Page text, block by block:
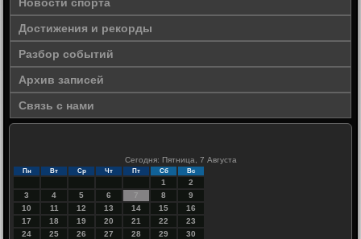
Достижения и рекорды
Разбор событий
Архив записей
Связь с нами
Сегодня: Пятница, 7 Августа
Пн Вт Ср Чт Пт Сб Вс
1
2
3
4 5 6 7 8
9
10
11 12 13 14 15
16
17
18 19 20 21 22
23
24
25 26 27 28 29
30